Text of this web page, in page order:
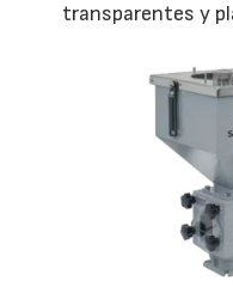
transparentes y